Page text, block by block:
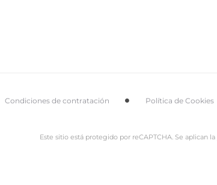
Condiciones de contratación Política de Cookies
Este sitio está protegido por reCAPTCHA. Se aplican la